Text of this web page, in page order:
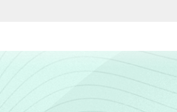
mais funcionários, que constituem
e estimuladas referentes a